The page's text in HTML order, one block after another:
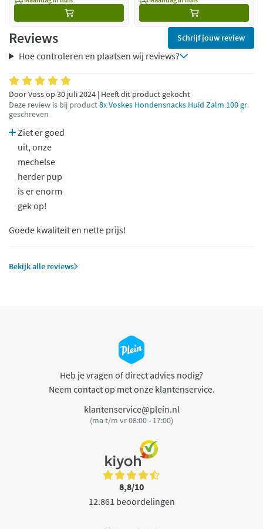
Reviews Schrijf jouw review
Hoe controleren en plaatsen wij reviews?
Door Voss op 30 juli 2024 | Heeft dit product gekocht
Deze review is bij product8x Voskes Hondensnacks Huid Zalm 100 gr
geschreven
Ziet er goed
uit, onze
mechelse
herder pup
is er enorm
gek op!
Goede kwaliteit en nette prijs!
Bekijk alle reviews
Heb je vragen of direct advies nodig?
Neem contact op met onze klantenservice.
klantenservice@plein.nl
(ma t/m vr 08:00 - 17:00)
8,8/10
12.861 beoordelingen